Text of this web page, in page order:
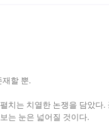
할 뿐.
치는 치열한 논쟁을 담았다.
는 눈은 넓어질 것이다.